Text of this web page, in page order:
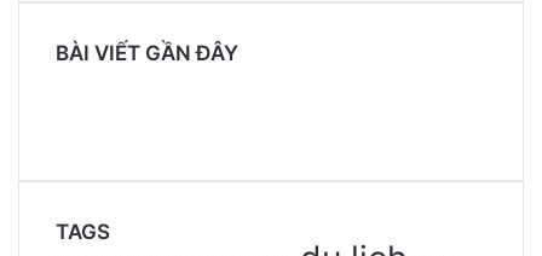
BÀI VIẾT GẦN ĐÂY
TAGS